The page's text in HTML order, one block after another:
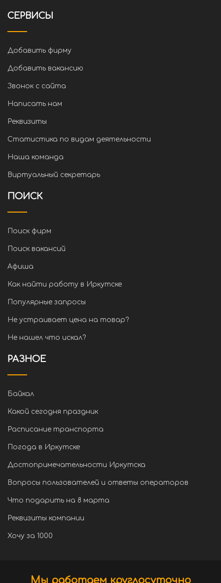
СЕРВИСЫ
Добавить фирму
Добавить вакансию
Звонок с сайта
Написать нам
Реквизиты
Статистика по видам деятельности
Наша команда
Виртуальный секретарь
ПОИСК
Поиск фирм
Поиск вакансий
Афиша
Как найти работу в Иркутске
Популярные запросы
Не устраивает цена на товар?
Не нашел что искал?
РАЗНОЕ
Байкал
Какой сегодня праздник
Расписание транспорта
Погода в Иркутске
Достопримечательности Иркутска
Вопросы пользователей и ответы операторов
Что подарить на 8 марта
Реквизиты компании
Хочу за 1000
Мы работаем круглосуточно